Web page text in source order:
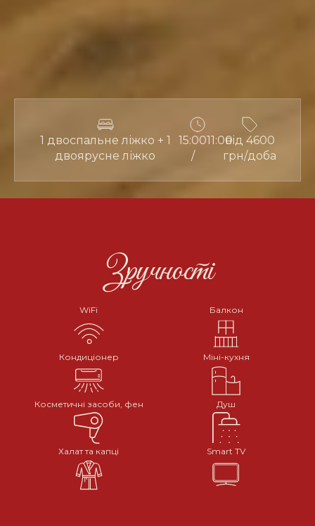
1 двоспальне ліжко + 1
двоярусне ліжко
15:00
/
11:00від 4600
грн/доба
Зручності
WiFi Балкон
Кондиціонер Міні-кухня
Косметичні засоби, фен Душ
Халат та капці Smart TV